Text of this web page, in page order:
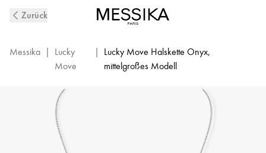
Move
aus
Zurück
Messika |
Lucky
Move
|
Lucky Move Halskette Onyx,
mittelgroßes Modell